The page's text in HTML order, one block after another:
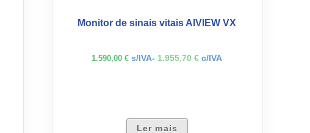
Monitor de sinais vitais AIVIEW VX
1.590,00€ s/IVA- 1.955,70€ c/IVA
Ler mais